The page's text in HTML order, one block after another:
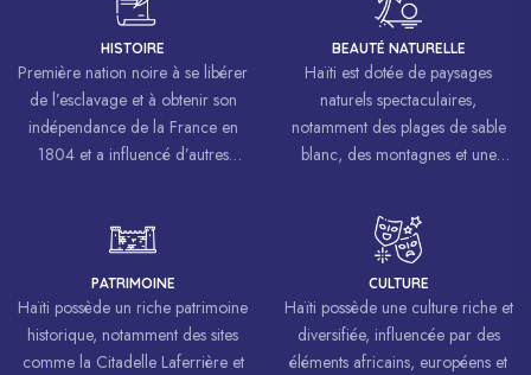
HISTOIRE
Première nation noire à se libérer
de l’esclavage et à obtenir son
indépendance de la France en
1804 et a influencé d’autres
luttes pour la liberté et l’égalité.
BEAUTÉ NATURELLE
Haïti est dotée de paysages
naturels spectaculaires,
notamment des plages de sable
blanc, des montagnes et une
PATRIMOINE
Haïti possède un riche patrimoine
historique, notamment des sites
comme la Citadelle Laferrière et
CULTURE
Haïti possède une culture riche et
diversifiée, influencée par des
éléments africains, européens et